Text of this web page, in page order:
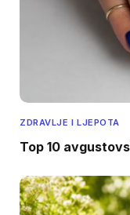
ZDRAVLJE I LJEPOTA
Top 10